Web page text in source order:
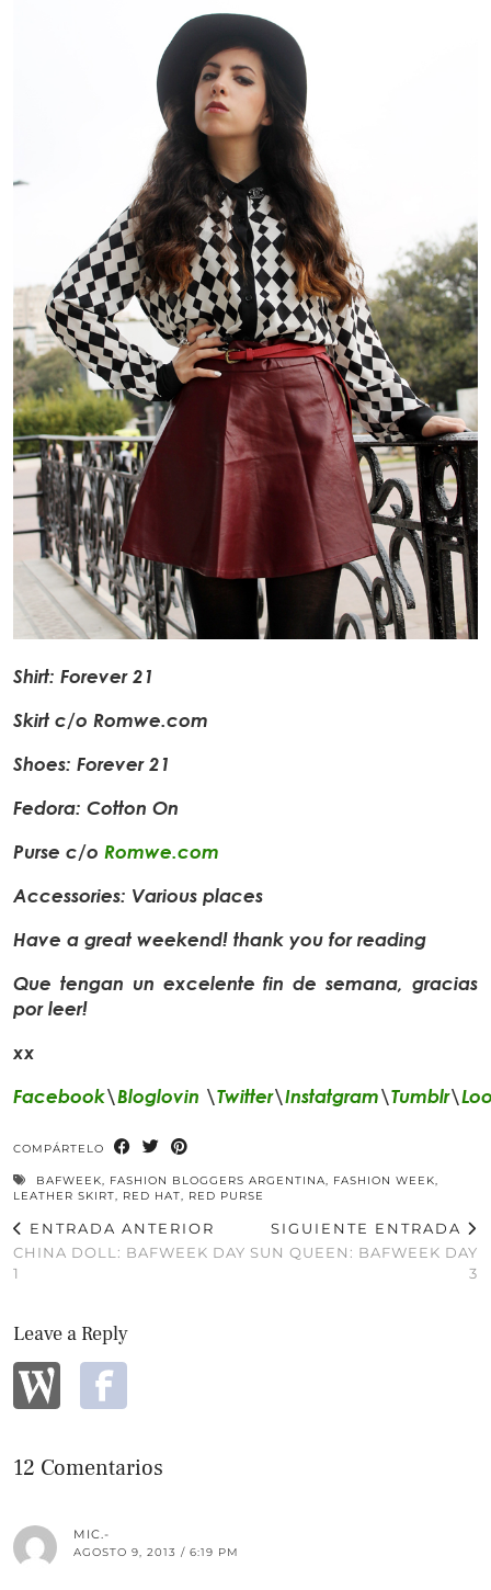
Shirt: Forever 21
Skirt c/o Romwe.com
Shoes: Forever 21
Fedora: Cotton On
Purse c/o Romwe.com
Accessories: Various places
Have a great weekend! thank you for reading
Que tengan un excelente fin de semana, gracias
por leer!
xx
Facebook\Bloglovin \Twitter\Instatgram\Tumblr\
COMPÁRTELO
BAFWEEK, FASHION BLOGGERS ARGENTINA, FASHION WEEK,
LEATHER SKIRT, RED HAT, RED PURSE
ENTRADA ANTERIOR
CHINA DOLL: BAFWEEK DAY
1
SIGUIENTE ENTRADA
SUN QUEEN: BAFWEEK DAY
3
Leave a Reply
12 Comentarios
MIC.-
AGOSTO 9, 2013 / 6:19 PM